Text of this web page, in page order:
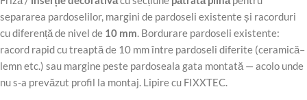
separarea pardoselilor, margini de pardoseli existente și racorduri
cu diferență de nivel de 10 mm. Bordurare pardoseli existente:
racord rapid cu treaptă de 10 mm între pardoseli diferite (ceramică–
lemn etc.) sau margine peste pardoseala gata montată — acolo unde
nu s-a prevăzut profil la montaj. Lipire cu FIXXTEC.